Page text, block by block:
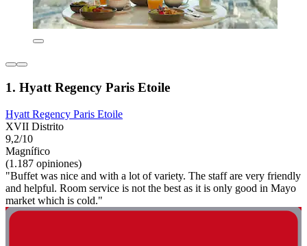
1. Hyatt Regency Paris Etoile
Hyatt Regency Paris Etoile
XVII Distrito
9,2/10
Magnífico
(1.187 opiniones)
"Buffet was nice and with a lot of variety. The staff are very friendly
and helpful. Room service is not the best as it is only good in Mayo
market which is cold."